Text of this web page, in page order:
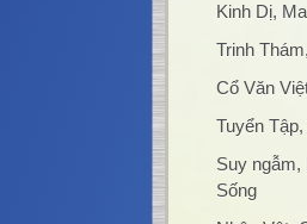
Kinh Dị,
Trinh
Cổ Văn
Tuyển
Suy
Sống